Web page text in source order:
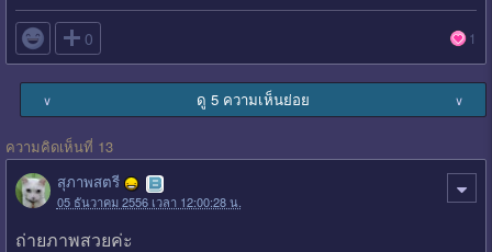
 0 1
∨ ดู 5 ความเห็นย่อย ∨
ความคิดเห็นที่ 13
สุภาพสตรี
05 ธันวาคม 2556 เวลา 12:00:28 น.
ถ่ายภาพสวยค่ะ